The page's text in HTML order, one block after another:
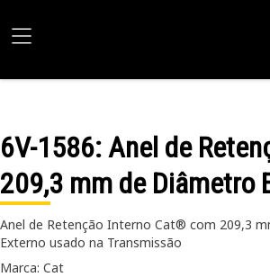
6V-1586: Anel de
209,3 mm de Diâmetro
Anel de Retenção Interno Cat® com 209,3
Externo usado na Transmissão
Marca: Cat